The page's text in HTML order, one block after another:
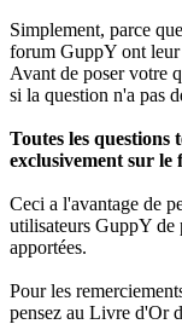
Simplement, parce
forum GuppY ont leur
Avant de poser votre
si la question n'a pas
Toutes les questions
exclusivement sur le
Ceci a l'avantage de
utilisateurs GuppY de
apportées.
Pour les
pensez au Livre d'Or